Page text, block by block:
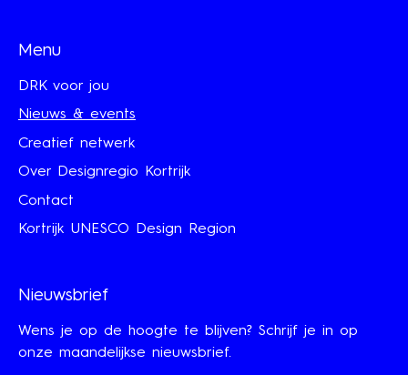
Menu
DRK voor jou
Nieuws & events
Creatief netwerk
Over Designregio Kortrijk
Contact
Kortrijk UNESCO Design Region
Nieuwsbrief
Wens je op de hoogte te blijven? Schrijf je in op
onze maandelijkse nieuwsbrief.